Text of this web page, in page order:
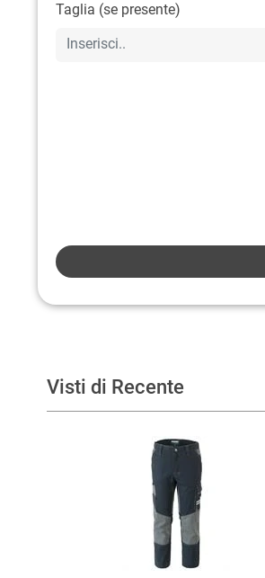
Taglia (se presente)
Visti di Recente